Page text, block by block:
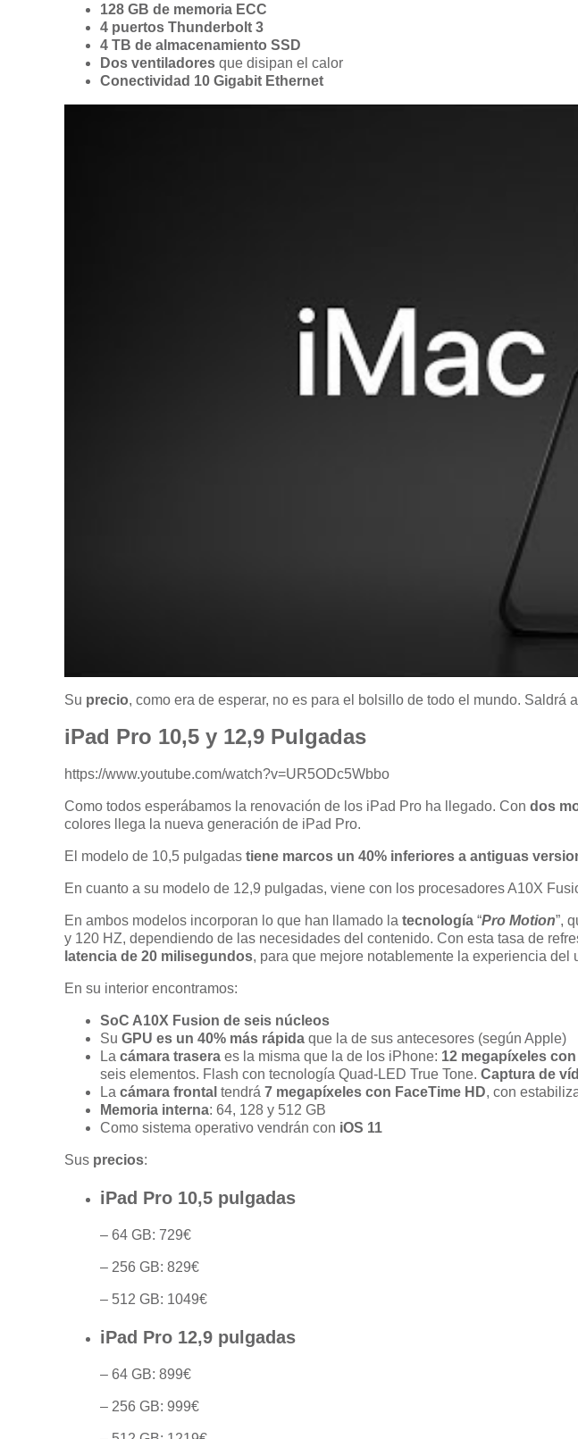
128 GB de memoria ECC
4 puertos Thunderbolt 3
4 TB de almacenamiento SSD
Dos ventiladores que disipan el calor
Conectividad 10 Gigabit Ethernet
Su precio, como era de esperar, no es para el bolsillo de todo el mundo. Saldrá
iPad Pro 10,5 y 12,9 Pulgadas
https://www.youtube.com/watch?v=UR5ODc5Wbbo
Como todos esperábamos la renovación de los iPad Pro ha llegado. Con dos
colores llega la nueva generación de iPad Pro.
El modelo de 10,5 pulgadas tiene marcos un 40% inferiores a antiguas
En cuanto a su modelo de 12,9 pulgadas, viene con los procesadores A10X
En ambos modelos incorporan lo que han llamado la tecnología “Pro Motion”,
y 120 HZ, dependiendo de las necesidades del contenido. Con esta tasa de
latencia de 20 milisegundos, para que mejore notablemente la experiencia del
En su interior encontramos:
SoC A10X Fusion de seis núcleos
Su GPU es un 40% más rápida que la de sus antecesores (según Apple)
La cámara trasera es la misma que la de los iPhone: 12 megapíxeles
seis elementos. Flash con tecnología Quad-LED True Tone. Captura de
La cámara frontal tendrá 7 megapíxeles con FaceTime HD, con
Memoria interna: 64, 128 y 512 GB
Como sistema operativo vendrán con iOS 11
Sus precios:
iPad Pro 10,5 pulgadas
– 64 GB: 729€
– 256 GB: 829€
– 512 GB: 1049€
iPad Pro 12,9 pulgadas
– 64 GB: 899€
– 256 GB: 999€